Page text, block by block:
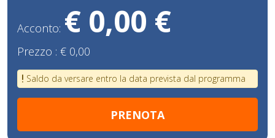
Acconto: € 0,00 €
Prezzo : € 0,00
Saldo da versare entro la data prevista dal programma